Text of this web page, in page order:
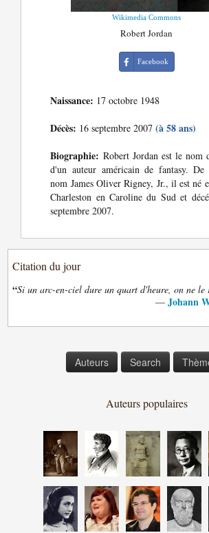
Wikimedia Commons
Robert Jordan
Facebook
Naissance: 17 octobre 1948
Décès: 16 septembre 2007(à 58 ans)
Biographie: Robert Jordan est le nom
d'un auteur américain de fantasy.
nom James Oliver Rigney, Jr., il est né
Charleston en Caroline du Sud et
septembre 2007.
Citation du jour
“Si un arc-en-ciel dure un quart d'heure, on ne le
— Johann
Auteurs Search
Auteurs populaires